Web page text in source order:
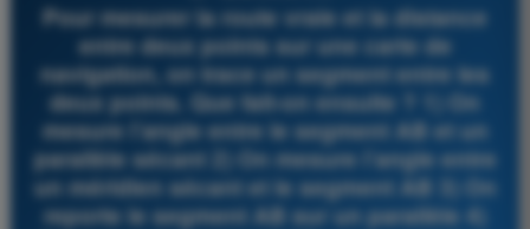
Pour mesurer la route vraie et la distance
entre deux points sur une carte de
navigation, on trace un segment entre les
deux points. Que fait-on ensuite ? 1) On
mesure l’angle entre le segment AB et un
parallèle sécant 2) On mesure l’angle entre
un méridien sécant et le segment AB 3) On
reporte le segment AB sur un parallèle 4)